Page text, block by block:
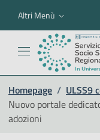
Altri Menù
Homepage / ULSS9
Nuovo portale
adozioni